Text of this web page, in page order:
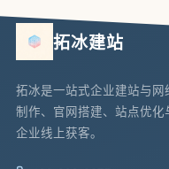
拓冰建站
拓冰是一站式企业建站与
制作、官网搭建、站点优
企业线上获客。